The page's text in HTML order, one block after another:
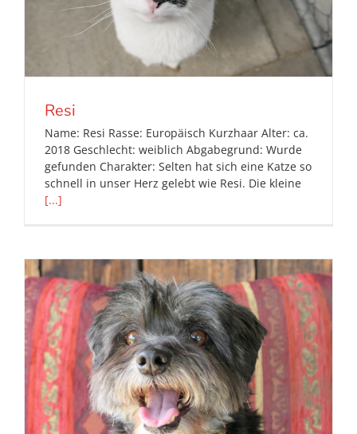
Resi
Name: Resi Rasse: Europäisch Kurzhaar Alter: ca.
2018 Geschlecht: weiblich Abgabegrund: Wurde
gefunden Charakter: Selten hat sich eine Katze so
schnell in unser Herz gelebt wie Resi. Die kleine
[...]